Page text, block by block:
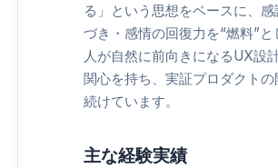
る」という思想をベースに、
づき・感情の回復力を“燃料”と
人が自然に前向きになるUX設
関心を持ち、実証プロダクトの
続けています。
主な経験実績